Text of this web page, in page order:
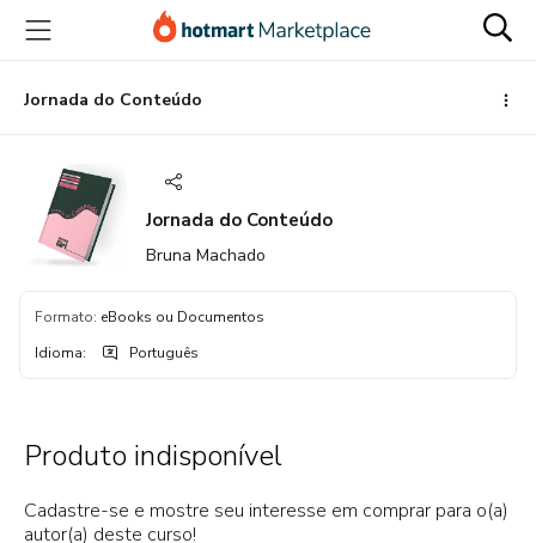
para
conteúdo
principal
para
pagamento
para
rodapé
Jornada do Conteúdo
Jornada do Conteúdo
Bruna Machado
Formato: eBooks ou Documentos
Idioma: Português
Produto indisponível
Cadastre-se e mostre seu interesse em comprar para o(a)
autor(a) deste curso!